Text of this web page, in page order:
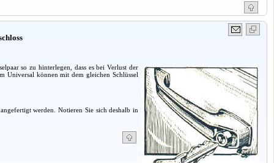
so zu hinterlegen, dass es bei Verlust der
Universal können mit dem gleichen Schlüssel
werden. Notieren Sie sich deshalb in